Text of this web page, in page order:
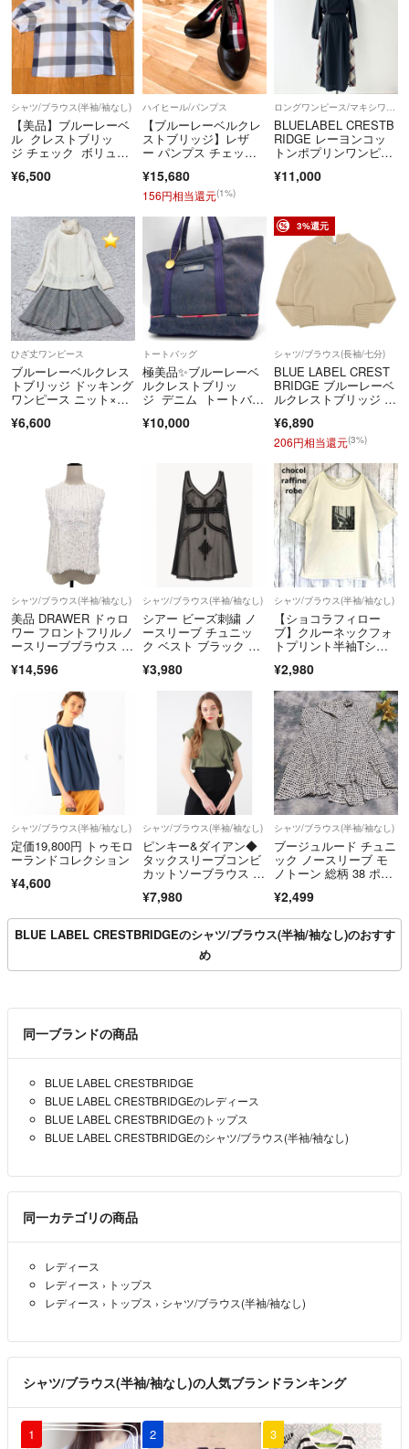
シャツ/ブラウス(半袖/袖なし)
【美品】ブルーレーベ
ル クレストブリッ
ジ チェック ボリュー
ス ブルー パフスリー
¥6,500
ハイヒール/パンプス
【ブルーレーベルクレ
ストブリッジ】レザ
ー パンプス チェッ
¥15,680
156円相当還元(1%)
ロングワンピース/マキシワンピース
BLUELABEL CRESTB
RIDGE レーヨンコッ
トンポプリンワンピー
¥11,000
ひざ丈ワンピース
ブルーレーベルクレス
トブリッジ ドッキング
ワンピース ニット×フ
¥6,600
トートバッグ
極美品✨ブルーレーベ
ルクレストブリッ
ジ デニム トートバッ
¥10,000
3%還元
シャツ/ブラウス(長袖/七分)
BLUE LABEL CREST
BRIDGE ブルーレーベ
ルクレストブリッジ 美
ムズウールハイネック
プルオーバー トップ
ス レディース ベージ
ュ 38 24年製 38
¥6,890
206円相当還元(3%)
シャツ/ブラウス(半袖/袖なし)
美品 DRAWER ドゥロ
ワー フロントフリルノ
ースリーブブラウス 65
6 ホワイト レディー
ス 古着 中古 USED
¥14,596
シャツ/ブラウス(半袖/袖なし)
シアー ビーズ刺繍 ノ
ースリーブ チュニッ
ク ベスト ブラック シ
¥3,980
シャツ/ブラウス(半袖/袖なし)
【ショコラフィロー
ブ】クルーネックフォ
トプリント半袖Tシャ
¥2,980
シャツ/ブラウス(半袖/袖なし)
定価19,800円 トゥモロ
ーランドコレクション
¥4,600
シャツ/ブラウス(半袖/袖なし)
ピンキー&ダイアン◆
タックスリーブコンビ
カットソーブラウス カ
¥7,980
シャツ/ブラウス(半袖/袖なし)
ブージュルード チュニ
ック ノースリーブ モ
ノトーン 総柄 38 ポリ
¥2,499
BLUE LABEL CRESTBRIDGEのシャツ/ブラウス(半袖/袖なし)のおすす
め
同一ブランドの商品
BLUE LABEL CRESTBRIDGE
BLUE LABEL CRESTBRIDGEのレディース
BLUE LABEL CRESTBRIDGEのトップス
BLUE LABEL CRESTBRIDGEのシャツ/ブラウス(半袖/袖なし)
同一カテゴリの商品
レディース
レディース › トップス
レディース › トップス › シャツ/ブラウス(半袖/袖なし)
シャツ/ブラウス(半袖/袖なし)の人気ブランドランキング
1 2 3